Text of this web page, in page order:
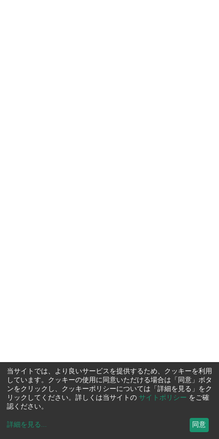
当サイトでは、より良いサービスを提供するため、クッキーを利用
しています。クッキーの使用に同意いただける場合は「同意」ボタ
ンをクリックし、クッキーポリシーについては「詳細を見る」をク
リックしてください。詳しくは当サイトの サイトポリシー をご確
認ください。
詳細を見る ... 同意